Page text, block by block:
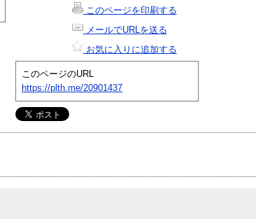
このページを印刷する
メールでURLを送る
お気に入りに追加する
このページのURL
https://plth.me/20901437